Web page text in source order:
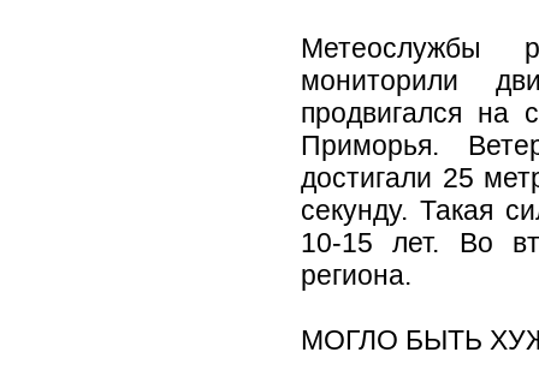
Метеослужбы
мониторили
продвигался на
Приморья.
достигали 25
секунду. Такая
10-15 лет. Во
региона.
МОГЛО БЫТЬ